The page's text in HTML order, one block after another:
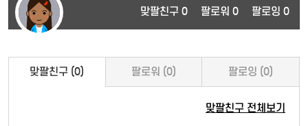
맞팔친구 0 팔로워 0 팔로잉 0
맞팔친구 (0) 팔로워 (0) 팔로잉 (0)
맞팔친구 전체보기